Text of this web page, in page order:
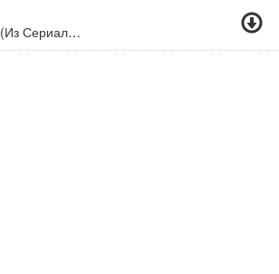
Среди Акул (Из Сериала "Мастер")